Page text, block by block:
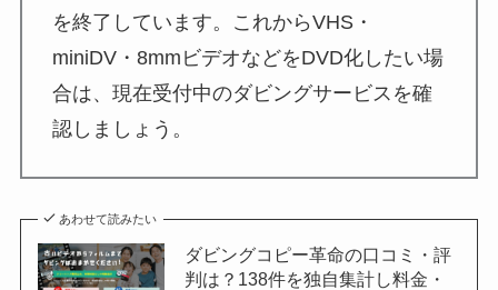
を終了しています。これからVHS・
miniDV・8mmビデオなどをDVD化したい場
合は、現在受付中のダビングサービスを確
認しましょう。
あわせて読みたい
ダビングコピー革命の口コミ・評
判は？138件を独自集計し料金・